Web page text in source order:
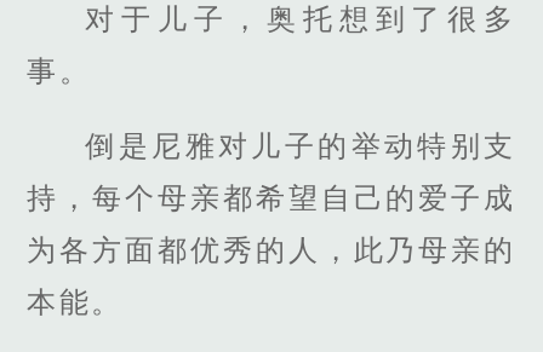
对于儿子，奥托想到了很多
事。
倒是尼雅对儿子的举动特别支
持，每个母亲都希望自己的爱子成
为各方面都优秀的人，此乃母亲的
本能。